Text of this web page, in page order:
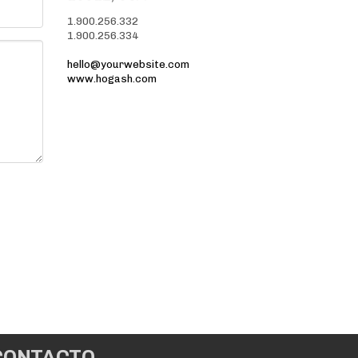
1.900.256.332
1.900.256.334
hello@yourwebsite.com
www.hogash.com